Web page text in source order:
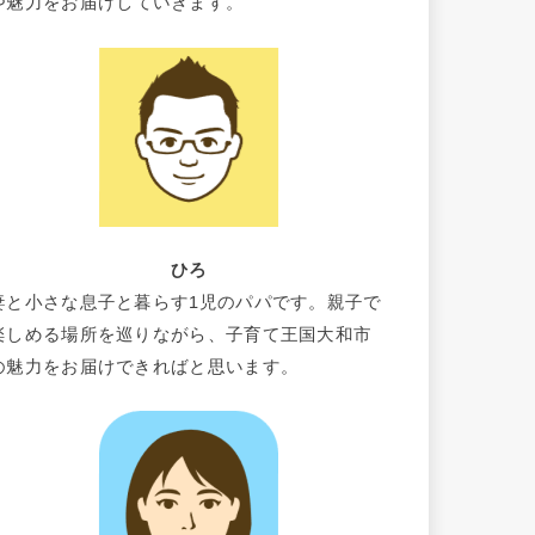
ひろ
と小さな息子と暮らす1児のパパです。親子で
しめる場所を巡りながら、子育て王国大和市
魅力をお届けできればと思います。